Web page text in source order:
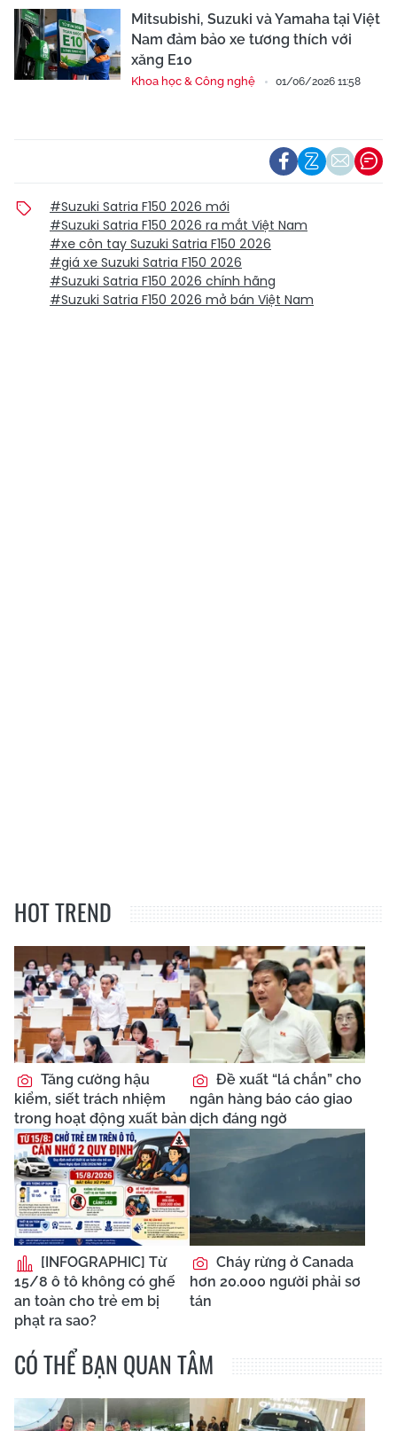
Mitsubishi, Suzuki và Yamaha tại Việt
Nam đảm bảo xe tương thích với
xăng E10
Khoa học & Công nghệ 01/06/2026 11:58
#Suzuki Satria F150 2026 mới
#Suzuki Satria F150 2026 ra mắt Việt Nam
#xe côn tay Suzuki Satria F150 2026
#giá xe Suzuki Satria F150 2026
#Suzuki Satria F150 2026 chính hãng
#Suzuki Satria F150 2026 mở bán Việt Nam
HOT TREND
Tăng cường hậu
kiểm, siết trách nhiệm
trong hoạt động xuất bản
Đề xuất “lá chắn” cho
ngân hàng báo cáo giao
dịch đáng ngờ
[INFOGRAPHIC] Từ
15/8 ô tô không có ghế
an toàn cho trẻ em bị
phạt ra sao?
Cháy rừng ở Canada
hơn 20.000 người phải sơ
tán
CÓ THỂ BẠN QUAN TÂM